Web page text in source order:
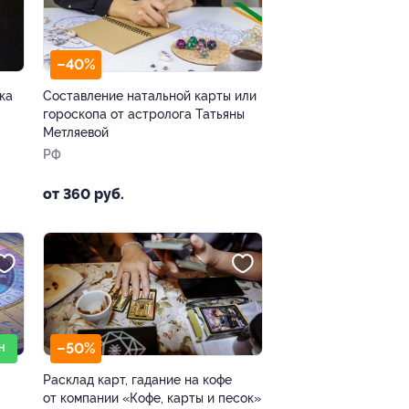
–40%
Составление натальной карты или
гороскопа от астролога Татьяны
Метляевой
РФ
от 360 руб.
–50%
Расклад карт, гадание на кофе
от компании «Кофе, карты и песок»